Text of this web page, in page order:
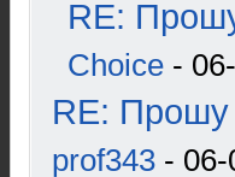
RE:
Choice -
RE:
prof343 -